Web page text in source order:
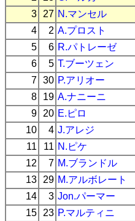
3
27 N.マンセル
4
2 A.プロスト
5
6 R.パトレーゼ
6
5 T.ブーツェン
7 30 P.アリオー
8
19 A.ナニーニ
9
20 E.ピロ
10
4 J.アレジ
11
11 N.ピケ
12
7 M.ブランドル
13
29 M.アルボレート
14
3 Jon.パーマー
15
23 P.マルティニ